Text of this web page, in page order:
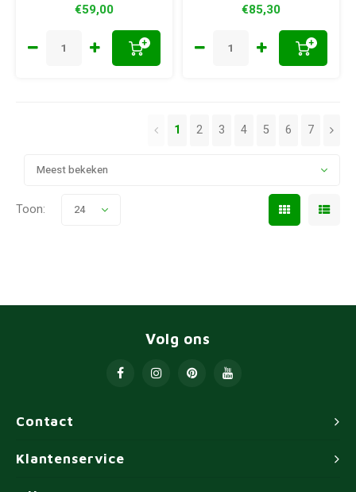
€59,00
+
€85,30
+
Meest bekeken
1 2 3 4 5 6 7
Toon: 24
Contact
Volg ons
Klantenservice